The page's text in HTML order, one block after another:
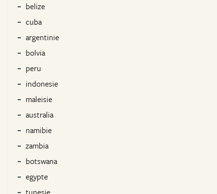
belize
cuba
argentinie
bolvia
peru
indonesie
maleisie
australia
namibie
zambia
botswana
egypte